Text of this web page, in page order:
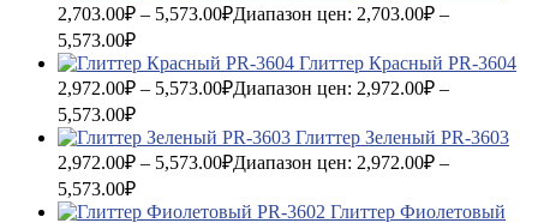
2,703.00₽ – 5,573.00₽Диапазон цен: 2,703.00₽ –
5,573.00₽
Глиттер Красный PR-3604
2,972.00₽ – 5,573.00₽Диапазон цен: 2,972.00₽ –
5,573.00₽
Глиттер Зеленый PR-3603
2,972.00₽ – 5,573.00₽Диапазон цен: 2,972.00₽ –
5,573.00₽
Глиттер Фиолетовый